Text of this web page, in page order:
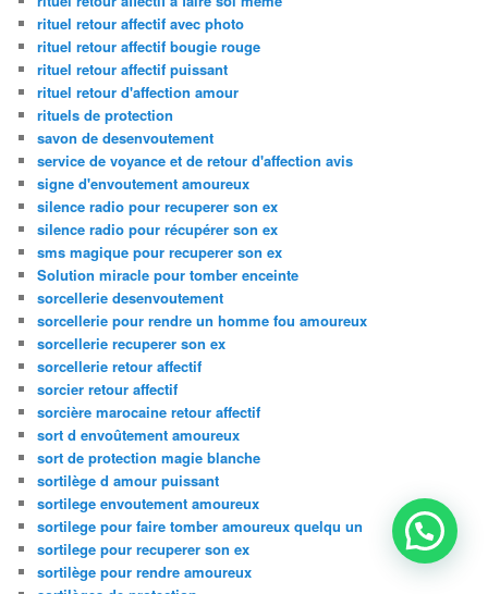
rituel retour affectif avec photo
rituel retour affectif bougie rouge
rituel retour affectif puissant
rituel retour d'affection amour
rituels de protection
savon de desenvoutement
service de voyance et de retour d'affection avis
signe d'envoutement amoureux
silence radio pour recuperer son ex
silence radio pour récupérer son ex
sms magique pour recuperer son ex
Solution miracle pour tomber enceinte
sorcellerie desenvoutement
sorcellerie pour rendre un homme fou amoureux
sorcellerie recuperer son ex
sorcellerie retour affectif
sorcier retour affectif
sorcière marocaine retour affectif
sort d envoûtement amoureux
sort de protection magie blanche
sortilège d amour puissant
sortilege envoutement amoureux
sortilege pour faire tomber amoureux quelqu un
sortilege pour recuperer son ex
sortilège pour rendre amoureux